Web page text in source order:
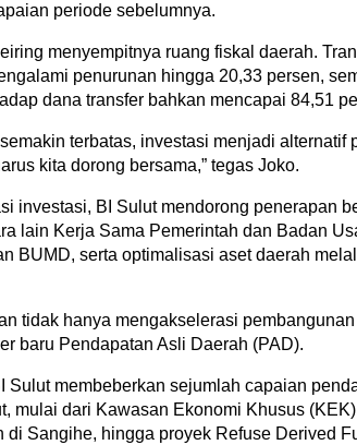
periode sebelumnya.
menyempitnya ruang fiskal daerah.
penurunan hingga 20,33 persen,
dana transfer bahkan mencapai 84,51
terbatas, investasi menjadi alternatif
kita dorong bersama,” tegas Joko.
investasi, BI Sulut mendorong penerapan
lain Kerja Sama Pemerintah dan Badan
BUMD, serta optimalisasi aset daerah
tidak hanya mengakselerasi pembangunan
baru Pendapatan Asli Daerah (PAD).
Sulut membeberkan sejumlah capaian
mulai dari Kawasan Ekonomi Khusus
di Sangihe, hingga proyek Refuse Derived